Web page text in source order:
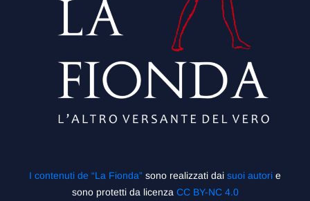
I contenuti de “La Fionda” sono realizzati dai suoi autori e
sono protetti da licenza CC BY-NC 4.0